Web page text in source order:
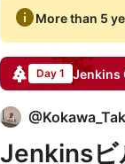
infoMore than 5
Day 1 Jenkins
@
Jenkinsビ